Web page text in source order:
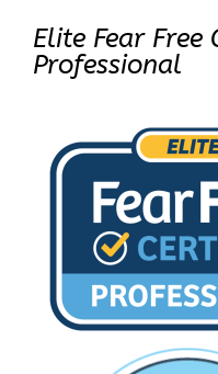
Elite Fear Free
Professional